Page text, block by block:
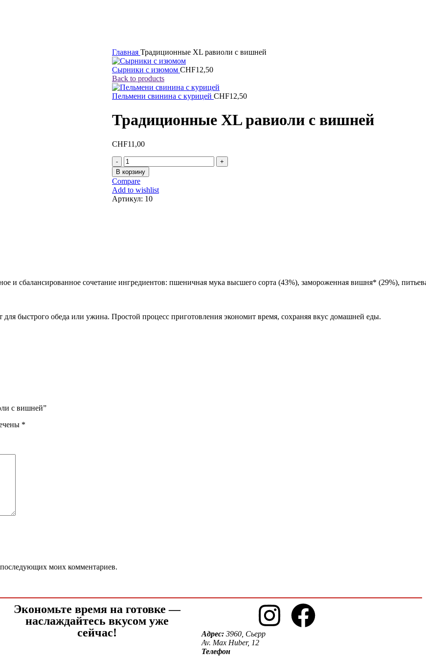
Главная Традиционные XL равиоли с вишней
Сырники с изюмом CHF12,50
Back to products
Пельмени свинина с курицей CHF12,50
Традиционные XL равиоли с вишней
CHF11,00
В корзину
Compare
Add to wishlist
Артикул: 10
сбалансированное сочетание ингредиентов: пшеничная мука высшего сорта (43%), замороженная вишня* (29%),
быстрого обеда или ужина. Простой процесс приготовления экономит время, сохраняя вкус домашней еды.
с вишней”
*
последующих моих комментариев.
Экономьте время на готовке —
наслаждайтесь вкусом уже
сейчас!
Адрес: 3960, Сьерр
Av. Max Huber, 12
Телефон